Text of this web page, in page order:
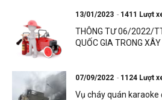
13/01/2023 1411 Lượt
THÔNG TƯ 06/2022/
QUỐC GIA TRONG
07/09/2022 1124 Lượt
Vụ cháy quán karaoke